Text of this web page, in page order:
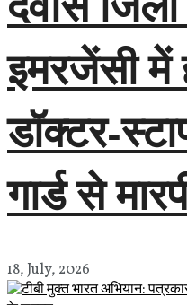
इमरजेंसी में
डॉक्टर-
गार्ड से
18, July, 2026